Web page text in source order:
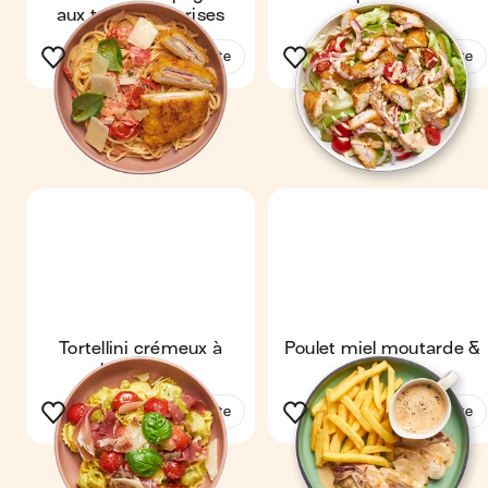
aux tomates cerises
Voir la recette Voir la recette
Tortellini crémeux à
l'italienne
Voir la recette
Poulet miel moutarde &
frites
Voir la recette